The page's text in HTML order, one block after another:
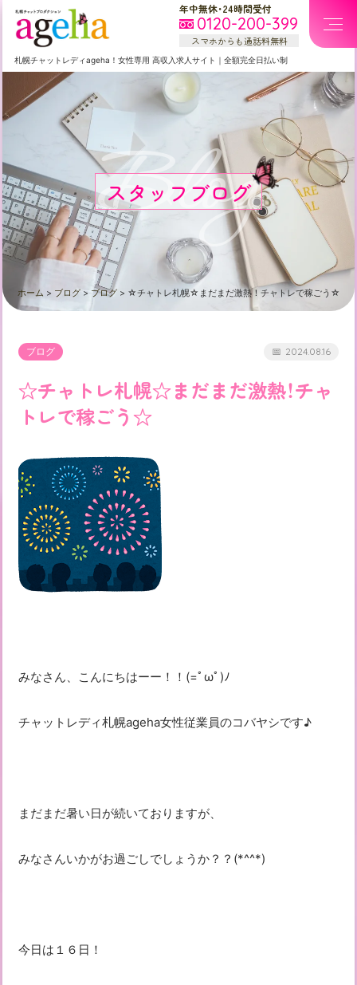
年中無休・24時間受付
0120-200-399
スマホからも通話料無料
札幌チャットレディageha！女性専用 高収入求人サイト ｜ 全額完全日払い制
スタッフブログ
Blog
ホーム > ブログ> ブログ> ☆チャトレ札幌☆まだまだ激熱！チャトレで稼ごう☆
ブログ 2024.08.16
☆チャトレ札幌☆まだまだ激熱！チャ
トレで稼ごう☆
みなさん、こんにちはーー！！(=ﾟωﾟ)ﾉ
チャットレディ札幌ageha女性従業員のコバヤシです♪
まだまだ暑い日が続いておりますが、
みなさんいかがお過ごしでしょうか？？(*^^*)
今日は１６日！